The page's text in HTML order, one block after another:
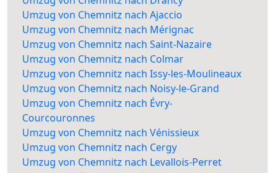
Umzug von Chemnitz nach Ajaccio
Umzug von Chemnitz nach Mérignac
Umzug von Chemnitz nach Saint-Nazaire
Umzug von Chemnitz nach Colmar
Umzug von Chemnitz nach Issy-les-Moulineaux
Umzug von Chemnitz nach Noisy-le-Grand
Umzug von Chemnitz nach Évry-
Courcouronnes
Umzug von Chemnitz nach Vénissieux
Umzug von Chemnitz nach Cergy
Umzug von Chemnitz nach Levallois-Perret